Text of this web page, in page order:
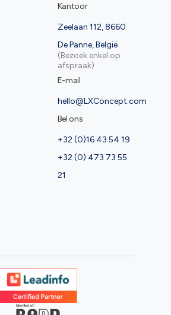
Kantoor
Zeelaan 112, 8660
De Panne, België
(Bezoek enkel op
afspraak)
E-mail
hello@LXConcept.com
Bel ons
+32 (0)16 43 54 19
+32 (0) 473 73 55
21